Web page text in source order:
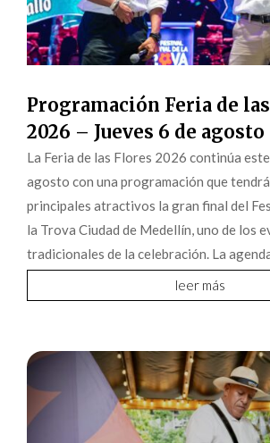
Programación Feria de
2026 – Jueves 6 de agosto
La Feria de las Flores 2026 continúa
agosto con una programación que
principales atractivos la gran final del
la Trova Ciudad de Medellín, uno de los
tradicionales de la celebración. La
leer más